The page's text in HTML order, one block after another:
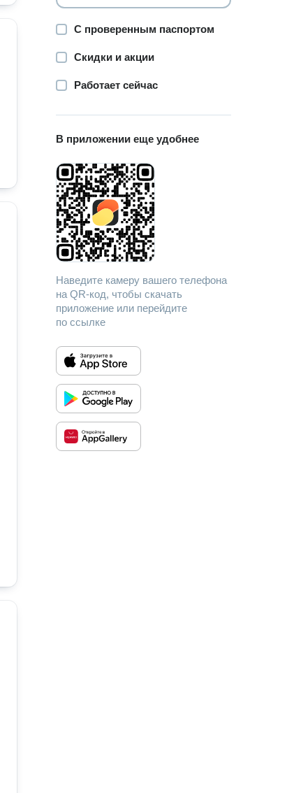
С проверенным паспортом
Скидки и акции
Работает сейчас
В приложении еще удобнее
Наведите камеру вашего телефона
на QR-код, чтобы скачать
приложение или перейдите
по ссылке